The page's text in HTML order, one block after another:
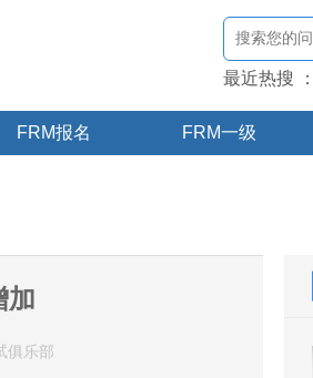
最近热搜 ：
FRM报名 FRM一级
加
俱乐部